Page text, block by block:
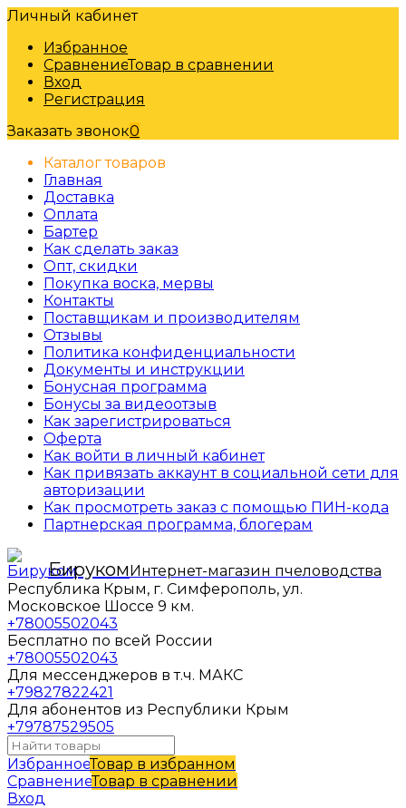
Личный кабинет
Избранное
СравнениеТовар в сравнении
Вход
Регистрация
Заказать звонок0
Каталог товаров
Главная
Доставка
Оплата
Бартер
Как сделать заказ
Опт, скидки
Покупка воска, мервы
Контакты
Поставщикам и производителям
Отзывы
Политика конфиденциальности
Документы и инструкции
Бонусная программа
Бонусы за видеоотзыв
Как зарегистрироваться
Оферта
Как войти в личный кабинет
Как привязать аккаунт в социальной сети для
авторизации
Как просмотреть заказ с помощью ПИН-кода
Партнерская программа, блогерам
БирукомИнтернет-магазин пчеловодства
Республика Крым, г. Симферополь, ул.
Московское Шоссе 9 км.
+78005502043
Бесплатно по всей России
+78005502043
Для мессенджеров в т.ч. МАКС
+79827822421
Для абонентов из Республики Крым
+79787529505
ИзбранноеТовар в избранном
СравнениеТовар в сравнении
Вход